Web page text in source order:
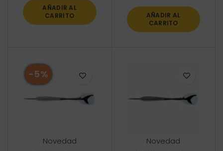
AÑADIR AL
CARRITO
AÑADIR AL
CARRITO
-5%
Novedad Novedad